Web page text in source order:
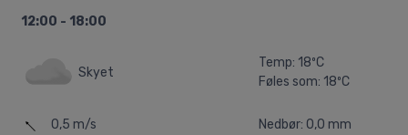
12:00 - 18:00
Skyet
Temp: 18ºC
Føles som: 18ºC
0,5 m/s Nedbør: 0,0 mm